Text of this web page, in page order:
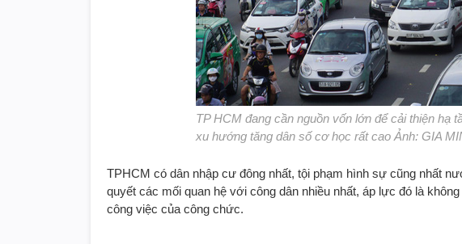
TP HCM đang cần nguồn vốn lớn để cải thiện hạ
xu hướng tăng dân số cơ học rất cao Ảnh: GIA
TPHCM có dân nhập cư đông nhất, tội phạm hình sự cũng nhất
quyết các mối quan hệ với công dân nhiều nhất, áp lực đó là
công việc của công chức.